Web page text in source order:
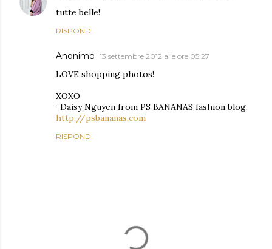
tutte belle!
RISPONDI
Anonimo 13 settembre 2012 alle ore 05:27
LOVE shopping photos!
XOXO
-Daisy Nguyen from PS BANANAS fashion blog:
http://psbananas.com
RISPONDI